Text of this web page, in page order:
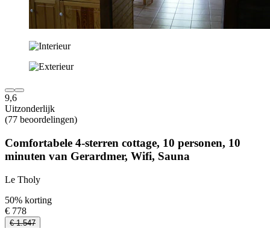
9,6
Uitzonderlijk
(77 beoordelingen)
Comfortabele 4-sterren cottage, 10 personen, 10
minuten van Gerardmer, Wifi, Sauna
Le Tholy
50% korting
€ 778
€ 1.547